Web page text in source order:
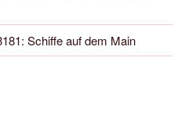
Schiffe auf dem Main